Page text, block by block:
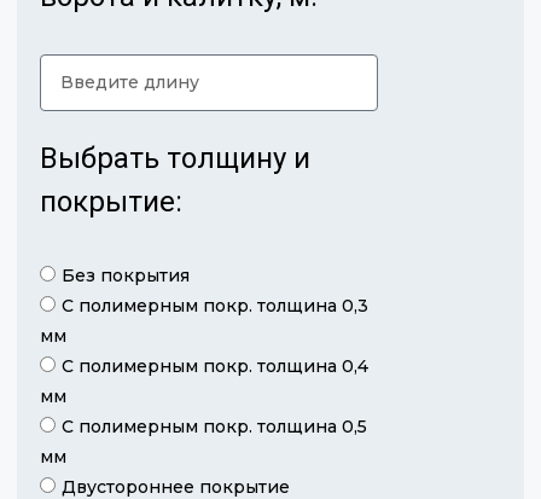
Выбрать толщину и
покрытие:
Без покрытия
С полимерным покр. толщина 0,3
мм
С полимерным покр. толщина 0,4
мм
С полимерным покр. толщина 0,5
мм
Двустороннее покрытие